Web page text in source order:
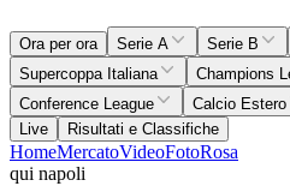
Ora per ora Serie A Serie B
Supercoppa Italiana
Champions
Conference League
Calcio Estero
Live
Risultati e Classifiche
HomeMercatoVideoFotoRosa
qui napoli